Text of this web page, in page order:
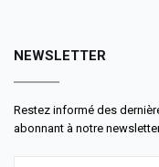
NEWSLETTER
Restez informé des
abonnant à notre